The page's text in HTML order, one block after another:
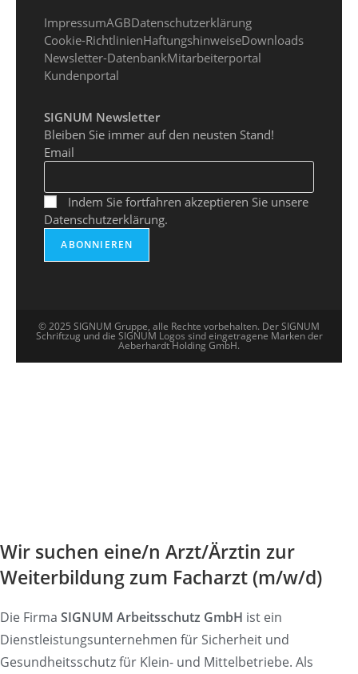
ImpressumAGBDatenschutzerklärung
Cookie-RichtlinienHaftungshinweiseDownloads
Newsletter-DatenbankMitarbeiterportal
Kundenportal
SIGNUM Newsletter
Bleiben Sie immer auf den neusten Stand!
Email
Indem Sie fortfahren akzeptieren Sie unsere
Datenschutzerklärung.
© 2025 SIGNUM Gruppe, alle Rechte vorbehalten. Der SIGNUM
Schriftzug und die SIGNUM Logos sind eingetragene Marken der
Aeberhardt Holding GmbH.
Wir suchen eine/n Arzt/Ärztin zur
Weiterbildung zum Facharzt (m/w/d)
Die Firma SIGNUM Arbeitsschutz GmbH ist ein
Dienstleistungsunternehmen für Sicherheit und
Gesundheitsschutz für Klein- und Mittelbetriebe. Als